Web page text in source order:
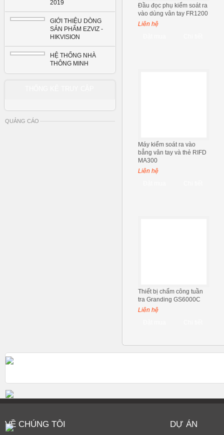
2019
GIỚI THIỆU DÒNG
SẢN PHẨM EZVIZ -
HIKVISION
HỆ THỐNG NHÀ
THÔNG MINH
QUẢNG CÁO
Đầu đọc phụ kiểm soát ra
vào dùng vân tay FR1200
Liên hệ
Máy kiểm soát ra vào
bẳng vân tay và thẻ RIFD
MA300
Liên hệ
Thiết bị chấm công tuần
tra Granding GS6000C
Liên hệ
VỀ CHÚNG TÔI DỰ ÁN